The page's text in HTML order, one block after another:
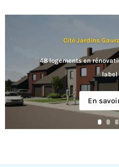
Cité Jardins
48 logements en
label
En